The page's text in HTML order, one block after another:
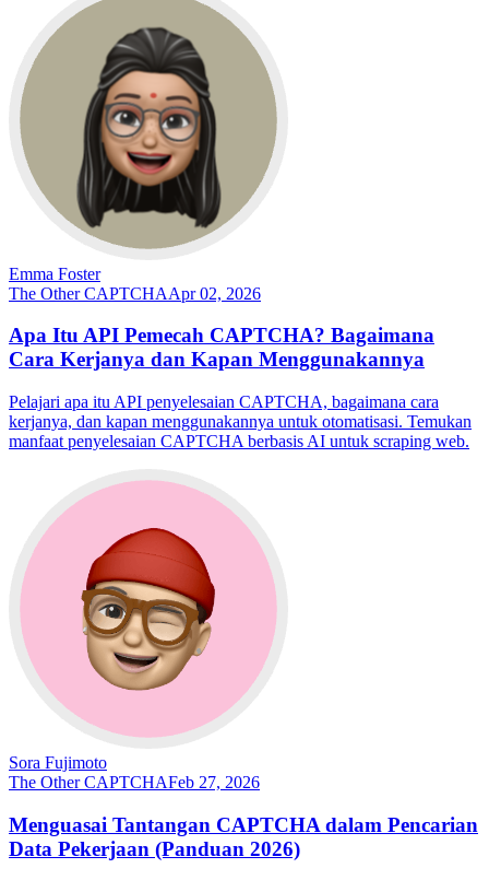
Emma Foster
The Other CAPTCHAApr 02, 2026
Apa Itu API Pemecah CAPTCHA? Bagaimana
Cara Kerjanya dan Kapan Menggunakannya
Pelajari apa itu API penyelesaian CAPTCHA, bagaimana cara
kerjanya, dan kapan menggunakannya untuk otomatisasi. Temukan
manfaat penyelesaian CAPTCHA berbasis AI untuk scraping web.
Sora Fujimoto
The Other CAPTCHAFeb 27, 2026
Menguasai Tantangan CAPTCHA dalam Pencarian
Data Pekerjaan (Panduan 2026)